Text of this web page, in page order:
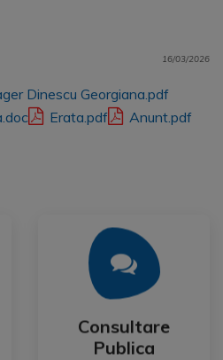
16/03/2026
Dinescu Georgiana.pdf
Erata.pdf Anunt.pdf
Consultare
Publica
Consultare
Publica
Mai Mult